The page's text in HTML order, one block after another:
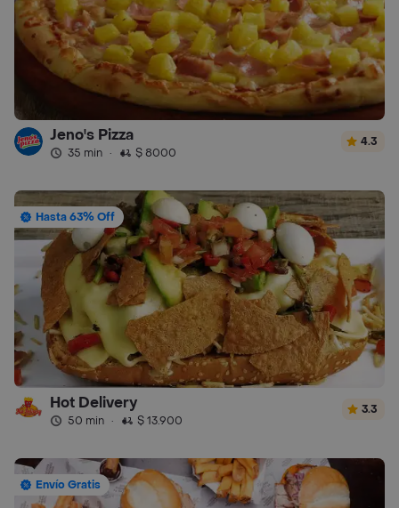
Jeno's Pizza
35 min · $ 8000
4.3
Hasta 63% Off
Hot Delivery
50 min · $ 13.900
3.3
Envío Gratis